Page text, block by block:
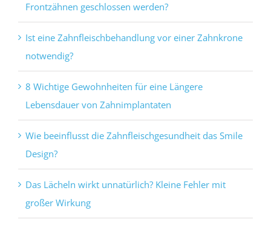
Frontzähnen geschlossen werden?
Ist eine Zahnfleischbehandlung vor einer Zahnkrone
notwendig?
8 Wichtige Gewohnheiten für eine Längere
Lebensdauer von Zahnimplantaten
Wie beeinflusst die Zahnfleischgesundheit das Smile
Design?
Das Lächeln wirkt unnatürlich? Kleine Fehler mit
großer Wirkung